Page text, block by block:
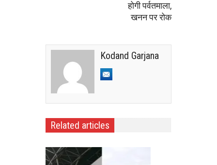
होगी पर्वतमाला,
खनन पर रोक
Kodand Garjana
Related articles